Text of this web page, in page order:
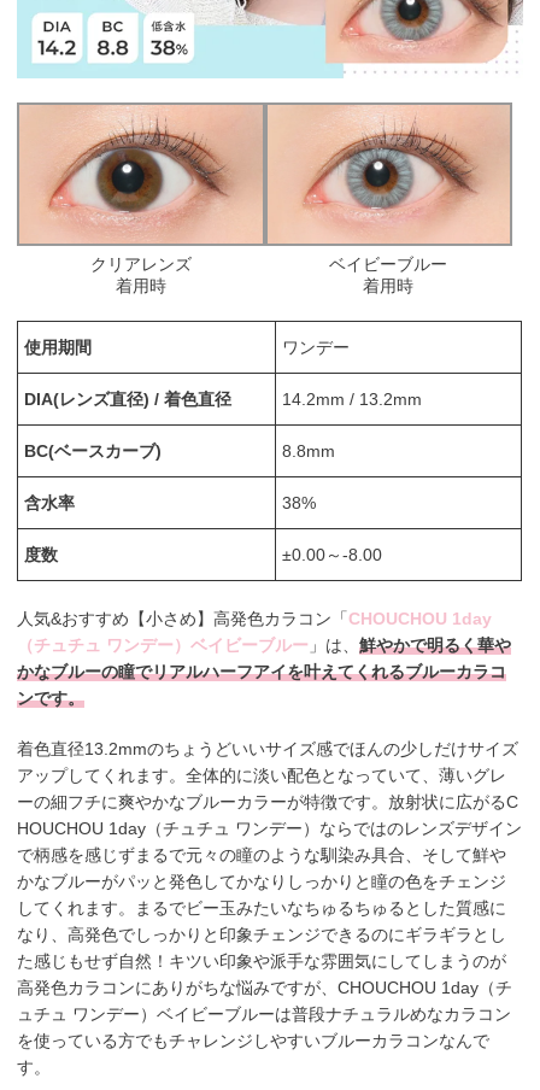
クリアレンズ
着用時
ベイビーブルー
着用時
使用期間 ワンデー
DIA(レンズ直径) / 着色直径 14.2mm / 13.2mm
BC(ベースカーブ) 8.8mm
含水率 38%
度数 ±0.00～-8.00
人気&おすすめ【小さめ】高発色カラコン「CHOUCHOU 1day
（チュチュ ワンデー）ベイビーブルー 」は、鮮やかで明るく華や
かなブルーの瞳でリアルハーフアイを叶えてくれるブルーカラコ
ンです。
着色直径13.2mmのちょうどいいサイズ感でほんの少しだけサイズ
アップしてくれます。全体的に淡い配色となっていて、薄いグレ
ーの細フチに爽やかなブルーカラーが特徴です。放射状に広がるC
HOUCHOU 1day（チュチュ ワンデー）ならではのレンズデザイン
で柄感を感じずまるで元々の瞳のような馴染み具合、そして鮮や
かなブルーがパッと発色してかなりしっかりと瞳の色をチェンジ
してくれます。まるでビー玉みたいなちゅるちゅるとした質感に
なり、高発色でしっかりと印象チェンジできるのにギラギラとし
た感じもせず自然！キツい印象や派手な雰囲気にしてしまうのが
高発色カラコンにありがちな悩みですが、CHOUCHOU 1day（チ
ュチュ ワンデー）ベイビーブルーは普段ナチュラルめなカラコン
を使っている方でもチャレンジしやすいブルーカラコンなんで
す。